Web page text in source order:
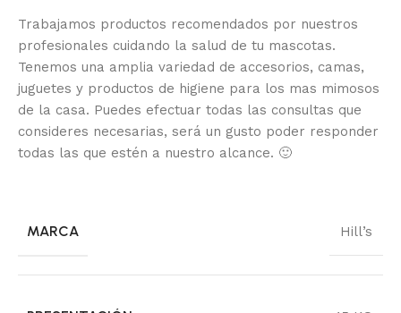
Trabajamos productos recomendados por nuestros
profesionales cuidando la salud de tu mascotas.
Tenemos una amplia variedad de accesorios, camas,
juguetes y productos de higiene para los mas mimosos
de la casa. Puedes efectuar todas las consultas que
consideres necesarias, será un gusto poder responder
todas las que estén a nuestro alcance. 🙂
MARCA Hill’s